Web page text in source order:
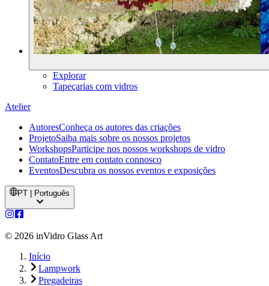
Explorar
Tapeçarias com vidros
Atelier
AutoresConheça os autores das criações
ProjetoSaiba mais sobre os nossos projetos
WorkshopsParticipe nos nossos workshops de vidro
ContatoEntre em contato connosco
EventosDescubra os nossos eventos e exposições
PT | Português
© 2026 inVidro Glass Art
Início
Lampwork
Pregadeiras